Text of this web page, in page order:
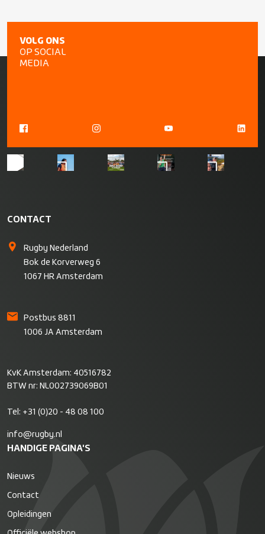
VOLG ONS
OP SOCIAL
MEDIA
CONTACT
Rugby Nederland
Bok de Korverweg 6
1067 HR Amsterdam
Postbus 8811
1006 JA Amsterdam
KvK Amsterdam: 40516782
BTW nr: NL002739069B01
Tel: +31 (0)20 - 48 08 100
info@rugby.nl
HANDIGE PAGINA'S
Nieuws
Contact
Opleidingen